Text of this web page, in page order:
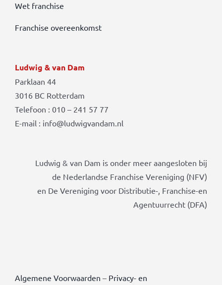
Wet franchise
Franchise overeenkomst
Ludwig & van Dam
Parklaan 44
3016 BC Rotterdam
Telefoon : 010 – 241 57 77
E-mail : info@ludwigvandam.nl
Ludwig & van Dam is onder meer aangesloten bij
de Nederlandse Franchise Vereniging (NFV)
en De Vereniging voor Distributie-, Franchise-en
Agentuurrecht (DFA)
Algemene Voorwaarden – Privacy- en